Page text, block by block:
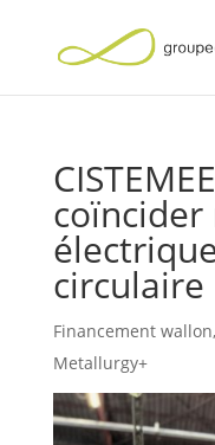
circulaire
Financement wallon,
Metallurgy+